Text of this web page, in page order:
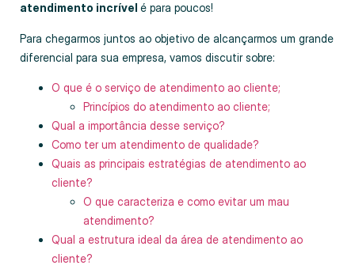
atendimento incrível é para poucos!
Para chegarmos juntos ao objetivo de alcançarmos um grande
diferencial para sua empresa, vamos discutir sobre:
O que é o serviço de atendimento ao cliente;
Princípios do atendimento ao cliente;
Qual a importância desse serviço?
Como ter um atendimento de qualidade?
Quais as principais estratégias de atendimento ao
cliente?
O que caracteriza e como evitar um mau
atendimento?
Qual a estrutura ideal da área de atendimento ao
cliente?